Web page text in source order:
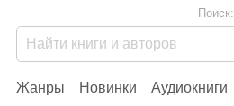
Жанры Новинки Аудиокниги
Поиск: